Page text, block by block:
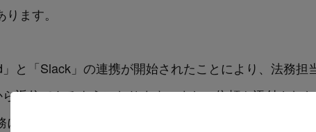
ます。
と「Slack」の連携が開始されたことにより、法務担
ら返信できるようになります。また、依頼や添付され
に依頼を行う事業部側も、日常的に使用している「